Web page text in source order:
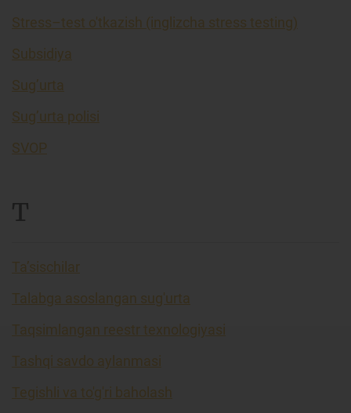
Stress–test o'tkazish (inglizcha stress testing)
Subsidiya
Sug’urta
Sug’urta polisi
SVOP
T
Ta’sischilar
Talabga asoslangan sug'urta
Taqsimlangan reestr texnologiyasi
Tashqi savdo aylanmasi
Tegishli va to'g'ri baholash